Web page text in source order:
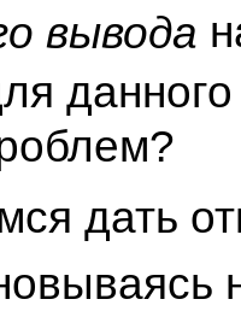
вывода
дать